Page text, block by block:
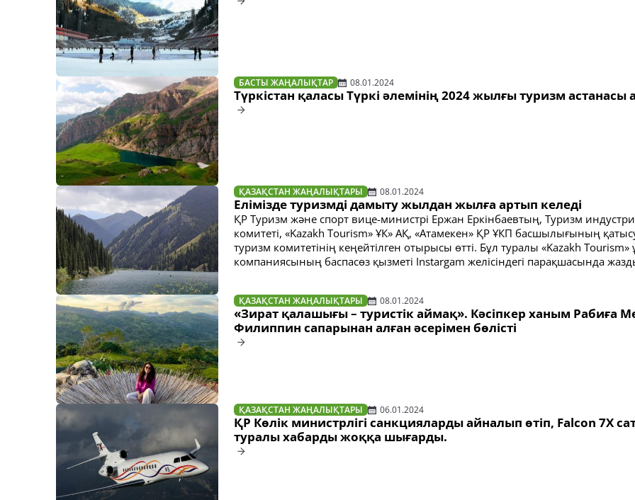
БАСТЫ ЖАҢАЛЫҚТАР 08.01.2024
Түркістан қаласы Түркі әлемінің 2024 жылғы туризм астанасы
ҚАЗАҚСТАН ЖАҢАЛЫҚТАРЫ 08.01.2024
Елімізде туризмді дамыту жылдан жылға артып келеді
ҚР Туризм және спорт вице-министрі Ержан Еркінбаевтың, Туризм
комитеті, «Kazakh Tourism» ҰК» АҚ, «Атамекен» ҚР ҰКП басшылығының
туризм комитетінің кеңейтілген отырысы өтті. Бұл туралы «Kazakh Tourism»
компаниясының баспасөз қызметі Instargam желісіндегі парақшасында
ҚАЗАҚСТАН ЖАҢАЛЫҚТАРЫ 08.01.2024
«Зират қалашығы – туристік аймақ». Кәсіпкер ханым Рабиға
Филиппин сапарынан алған әсерімен бөлісті
ҚАЗАҚСТАН ЖАҢАЛЫҚТАРЫ 06.01.2024
ҚР Көлік министрлігі санкцияларды айналып өтіп, Falcon 7X
туралы хабарды жоққа шығарды.